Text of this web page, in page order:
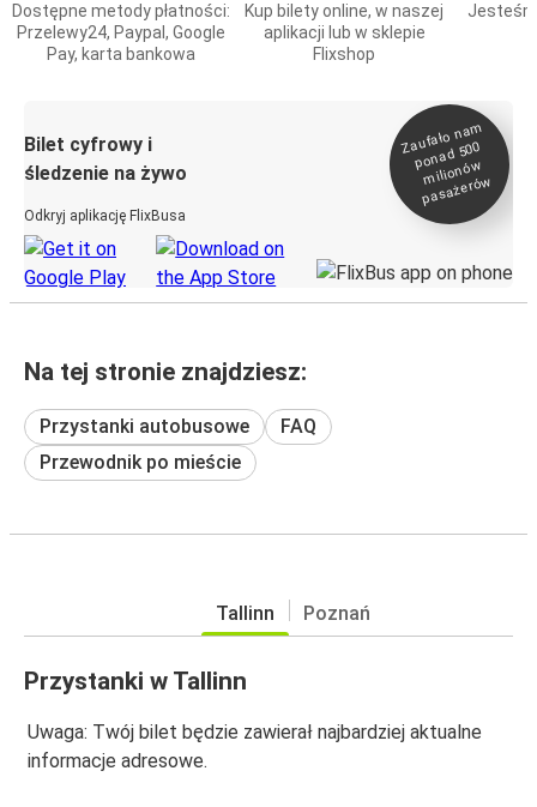
Dostępne metody płatności:
Przelewy24, Paypal, Google
Pay, karta bankowa
Kup bilety online, w naszej
aplikacji lub w sklepie
Flixshop
Bilet cyfrowy i
śledzenie na żywo
Odkryj aplikację FlixBusa
Zaufało na
m
ponad 500
milionó
w
pasażeró
w
Na tej stronie znajdziesz:
Przystanki autobusowe
FAQ
Przewodnik po mieście
Tallinn Poznań
Przystanki w Tallinn
Uwaga: Twój bilet będzie zawierał najbardziej aktualne
informacje adresowe.